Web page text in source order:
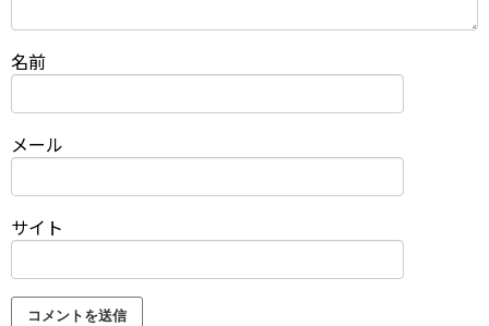
名前
メール
サイト